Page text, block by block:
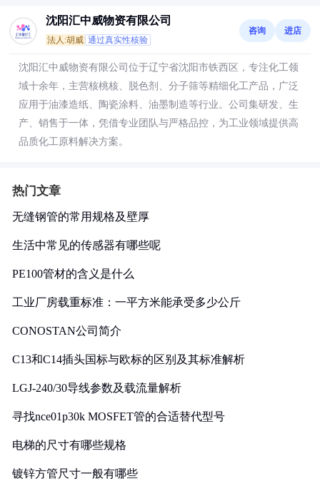
沈阳汇中威物资有限公司
法人:胡威 通过真实性核验
咨询 进店
沈阳汇中威物资有限公司位于辽宁省沈阳市铁西区，专注化工领
域十余年，主营核桃核、脱色剂、分子筛等精细化工产品，广泛
应用于油漆造纸、陶瓷涂料、油墨制造等行业。公司集研发、生
产、销售于一体，凭借专业团队与严格品控，为工业领域提供高
品质化工原料解决方案。
热门文章
无缝钢管的常用规格及壁厚
生活中常见的传感器有哪些呢
PE100管材的含义是什么
工业厂房载重标准：一平方米能承受多少公斤
CONOSTAN公司简介
C13和C14插头国标与欧标的区别及其标准解析
LGJ-240/30导线参数及载流量解析
寻找nce01p30k MOSFET管的合适替代型号
电梯的尺寸有哪些规格
镀锌方管尺寸一般有哪些